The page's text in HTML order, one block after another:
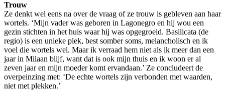
Trouw
Ze denkt wel eens na over de vraag of ze trouw is gebleven aan haar
wortels. ‘Mijn vader was geboren in Lagonegro en hij wou een
gezin stichten in het huis waar hij was opgegroeid. Basilicata (de
regio) is een unieke plek, best somber soms, melancholisch en ik
voel die wortels wel. Maar ik verraad hem niet als ik meer dan een
jaar in Milaan blijf, want dat is ook mijn thuis en ik woon er al
zeven jaar en mijn moeder komt ervandaan.’ Ze concludeert de
overpeinzing met: ‘De echte wortels zijn verbonden met waarden,
niet met plekken.’